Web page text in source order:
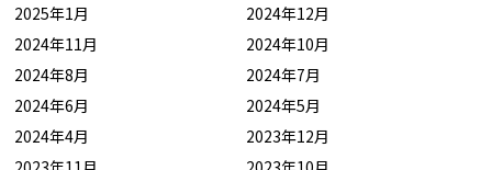
2025年1月
2024年12月
2024年11月
2024年10月
2024年8月
2024年7月
2024年6月
2024年5月
2024年4月
2023年12月